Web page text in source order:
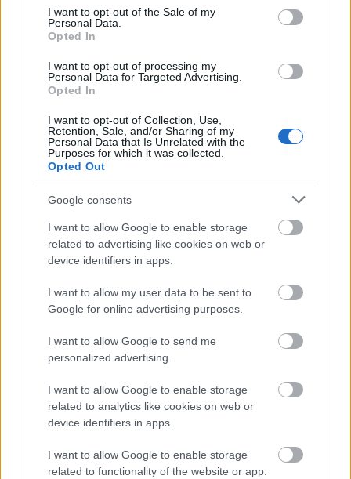
consent section.
I want to opt-out of the Sale of my
Personal Data.
Opted In
I want to opt-out of processing my
Personal Data for Targeted Advertising.
Opted In
I want to opt-out of Collection, Use,
Retention, Sale, and/or Sharing of my
Personal Data that Is Unrelated with the
Purposes for which it was collected.
Opted Out
Google consents
I want to allow Google to enable storage
related to advertising like cookies on web or
device identifiers in apps.
I want to allow my user data to be sent to
Google for online advertising purposes.
I want to allow Google to send me
personalized advertising.
I want to allow Google to enable storage
related to analytics like cookies on web or
device identifiers in apps.
I want to allow Google to enable storage
related to functionality of the website or app.
A világ legveszélyesebb migrációs útvonalai: A
Közép-Mediterrán útvonal, A Darién-régió és az
Manaus: a dzsungel szívének városa
Mik alakítják a gondolkodásod? Avagy a kognitív
torzítások